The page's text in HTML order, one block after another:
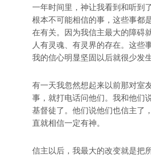
一年时间里，神让我看到和听到
根本不可能相信的事，这些事都
在有关。因为我信主最大的障碍
人有灵魂、有灵界的存在。这些
我的信心明显坚固以后就很少发生
有一天我忽然想起来以前那对室
事，就打电话问他们。我和他们
基督徒了。他们说他们也信主了
直就相信一定有神。
信主以后，我最大的改变就是把